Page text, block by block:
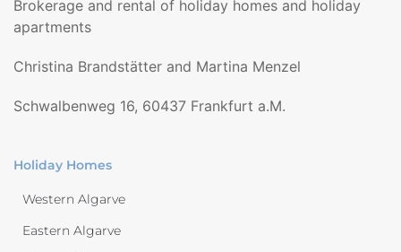
Brokerage and rental of holiday homes and holiday
apartments
Christina Brandstätter and Martina Menzel
Schwalbenweg 16, 60437 Frankfurt a.M.
Holiday Homes
Western Algarve
Eastern Algarve